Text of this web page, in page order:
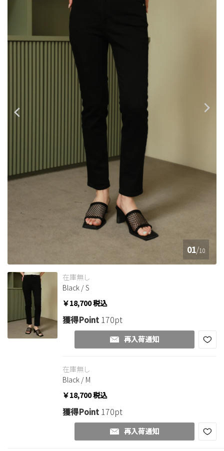
01/10
在庫無し
Black / S
￥18,700税込
獲得Point 170pt
再入荷通知
在庫無し
Black / M
￥18,700税込
獲得Point 170pt
再入荷通知